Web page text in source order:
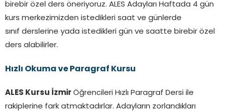
birebir özel ders öneriyoruz. ALES Adayları Haftada 4 gün
kurs merkezimizden istedikleri saat ve günlerde
sınıf derslerine yada istedikleri gün ve saatte birebir özel
ders alabilirler.
Hızlı Okuma ve Paragraf Kursu
ALES Kursu İzmir Öğrencileri Hızlı Paragraf Dersi ile
rakiplerine fark atmaktadırlar. Adayların zorlandıkları